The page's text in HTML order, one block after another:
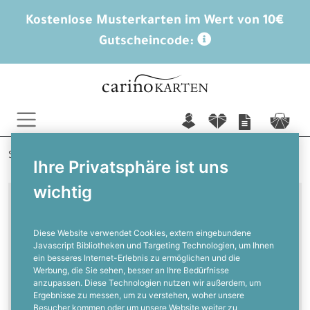
Kostenlose Musterkarten im Wert von 10€
Gutscheincode:
Ihre Privatsphäre ist uns
wichtig
Diese Website verwendet Cookies, extern eingebundene
Javascript Bibliotheken und Targeting Technologien, um Ihnen
ein besseres Internet-Erlebnis zu ermöglichen und die
Werbung, die Sie sehen, besser an Ihre Bedürfnisse
anzupassen. Diese Technologien nutzen wir außerdem, um
Ergebnisse zu messen, um zu verstehen, woher unsere
Besucher kommen oder um unsere Website weiter zu
n f c
Startseite
Weihnachtsgrüße, Sprüche und Texte für
Weihnachtskarten
zu Weihnachten
Weihnachtsgrüße,
Weihnachtssprüche